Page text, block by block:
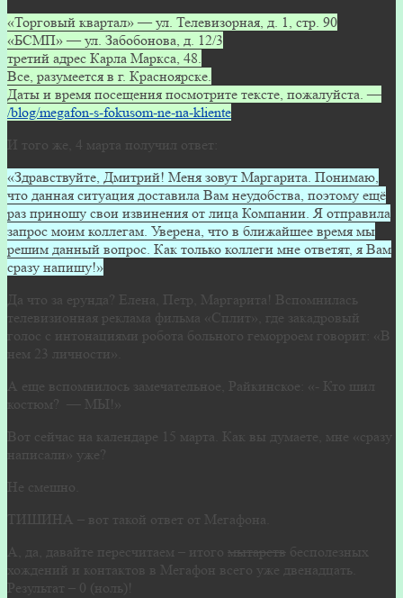
«Торговый квартал» — ул. Телевизорная, д. 1, стр. 90
«БСМП» — ул. Забобонова, д. 12/3
третий адрес Карла Маркса, 48.
Все, разумеется в г. Красноярске.
Даты и время посещения посмотрите тексте, пожалуйста. —
/blog/megafon-s-fokusom-ne-na-kliente
И того же, 4 марта получил ответ:
«Здравствуйте, Дмитрий! Меня зовут Маргарита. Понимаю,
что данная ситуация доставила Вам неудобства, поэтому ещё
раз приношу свои извинения от лица Компании. Я отправила
запрос моим коллегам. Уверена, что в ближайшее время мы
решим данный вопрос. Как только коллеги мне ответят, я Вам
сразу напишу!»
Да что за ерунда? Елена, Петр, Маргарита! Вспомнилась
телевизионная реклама фильма «Сплит», где закадровый
голос с интонациями робота больного геморроем говорит: «В
нем 23 личности».
А еще вспомнилось замечательное, Райкинское: «- Кто шил
костюм? — МЫ!»
Вот сейчас на календаре 15 марта. Как вы думаете, мне «сразу
написали» уже?
Не смешно.
ТИШИНА – вот такой ответ от Мегафона.
А, да, давайте пересчитаем – итого мытарств бесполезных
хождений и контактов в Мегафон всего уже двенадцать.
Результат – 0 (ноль)!